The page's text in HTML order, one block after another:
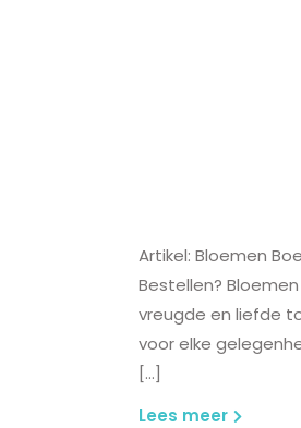
Artikel: Bloemen
Bestellen?
vreugde en liefde
voor elke
[…]
Lees meer Lees